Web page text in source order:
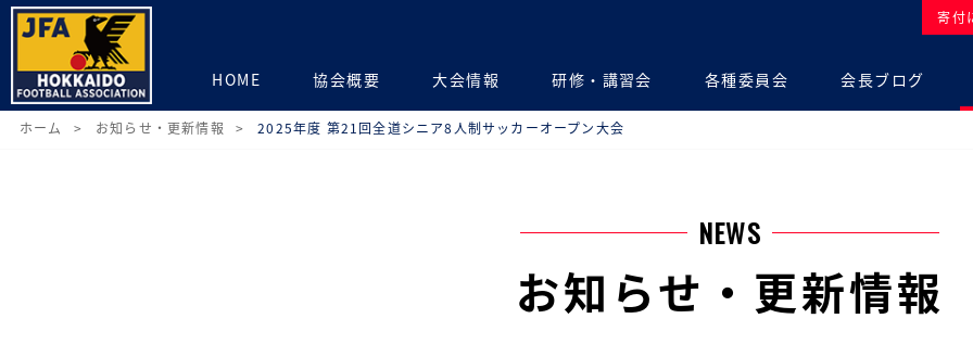
寄付
HOME 協会概要 大会情報 研修・講習会 各種委員会 会長ブログ
ホーム お知らせ・更新情報 2025年度 第21回全道シニア8人制サッカーオープン大会
NEWS
お知らせ・更新情報